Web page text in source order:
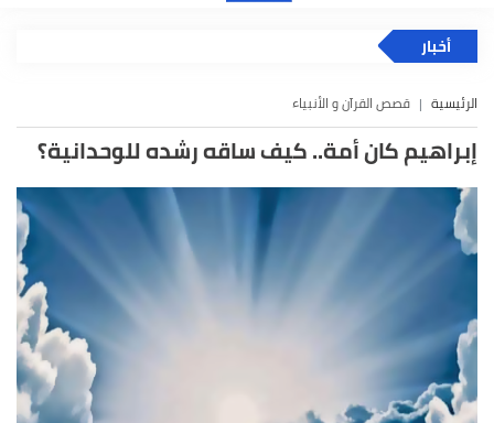
أخبار
الرئيسية قصص القرآن و الأنبياء
إبراهيم كان أمة.. كيف ساقه رشده للوحدانية؟